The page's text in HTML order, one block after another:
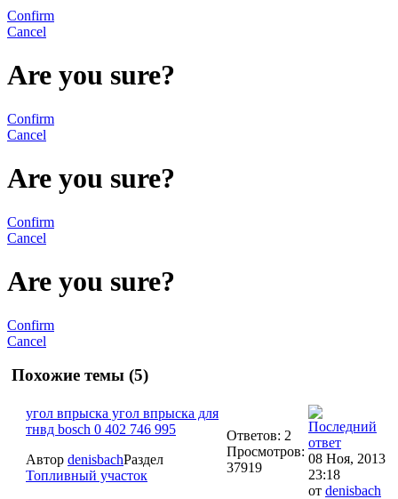
Confirm
Cancel
Are you sure?
Confirm
Cancel
Are you sure?
Confirm
Cancel
Are you sure?
Confirm
Cancel
Похожие темы (5)
угол впрыска угол впрыска для
тнвд bosch 0 402 746 995
Автор denisbachРаздел
Топливный участок
Ответов: 2
Просмотров:
37919
08 Ноя, 2013
23:18
от denisbach